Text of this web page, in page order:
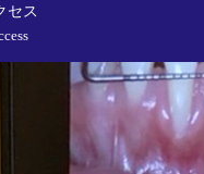
セス